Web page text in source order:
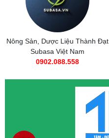
Nông Sản, Dược Liệu Thành Đạt
Subasa Việt Nam
0902.088.558